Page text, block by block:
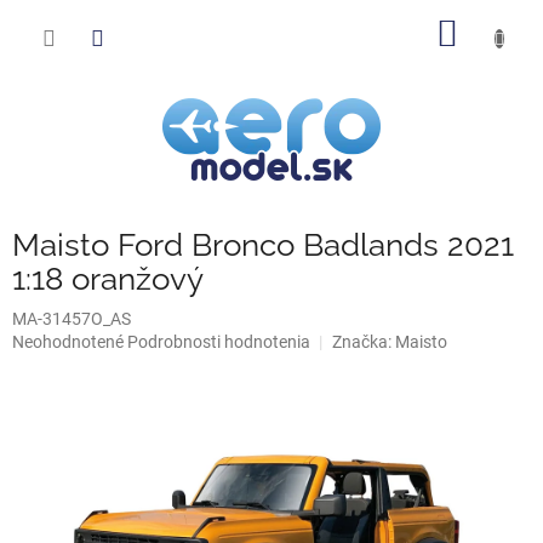
Maisto Ford Bronco Badlands 2021
1:18 oranžový
MA-31457O_AS
Priemerné
Neohodnotené Podrobnosti hodnotenia Značka: Maisto